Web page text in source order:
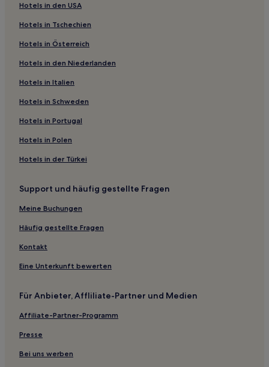
Reichenau Hotels
Bermatingen Hotels
Hohenfels Hotels
Schnetzenhausen Hotels
Hotels nahe Domprobstei
Hotels nahe Bahnhof Friedrichshafen Ost
Salem Hotels
Deggenhausertal Hotels
Allensbach Hotels
Niederburg: Hotels
Hotels nahe Bahnhof Bermatingen-Ahausen
Meersburg Hotels
Königsbau Hotels
Konstanz Hotels
Hotels nahe Langenargen Hafen
Landkreis Konstanz: Hotels
Hotels nahe Bahnhof Überlingen-Nußdorf
Überlingen Hotels
Hotels in den USA
Hotels in Tschechien
Hotels in Österreich
Hotels in den Niederlanden
Hotels in Italien
Hotels in Schweden
Hotels in Portugal
Hotels in Polen
Hotels in der Türkei
Support und häufig gestellte Fragen
Meine Buchungen
Häufig gestellte Fragen
Kontakt
Eine Unterkunft bewerten
Für Anbieter, Affliliate-Partner und Medien
Affiliate-Partner-Programm
Presse
Bei uns werben